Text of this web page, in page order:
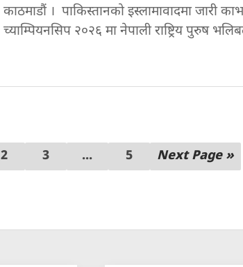
काठमाडौं । पाकिस्तानको इस्लामावादमा जारी
च्याम्पियनसिप २०२६ मा नेपाली राष्ट्रिय पुरुष
2 3 ... 5 Next Page »